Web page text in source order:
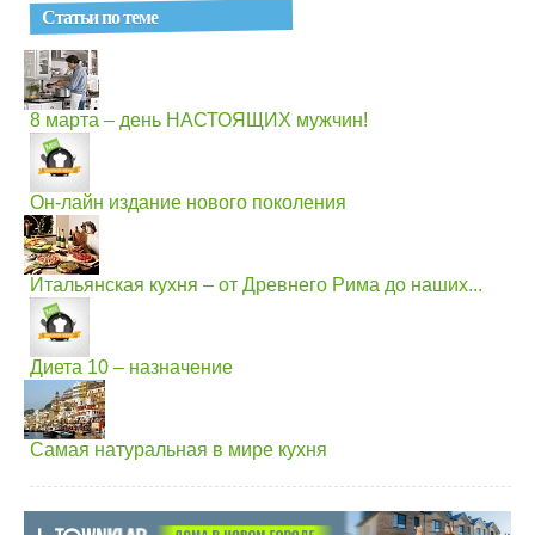
Статьи по теме
8 марта – день НАСТОЯЩИХ мужчин!
Он-лайн издание нового поколения
Итальянская кухня – от Древнего Рима до наших...
Диета 10 – назначение
Самая натуральная в мире кухня